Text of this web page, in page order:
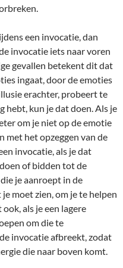
een invocatie, dan
invocatie iets naar voren
gevallen betekent dit dat
ingaat, door de emoties
erachter, probeert te
hebt, kun je dat doen. Als je
om je niet op de emotie
met het opzeggen van de
invocatie, als je dat
of bidden tot de
je aanroept in de
moet zien, om je te helpen
als je een lagere
om die te
invocatie afbreekt, zodat
die naar boven komt.